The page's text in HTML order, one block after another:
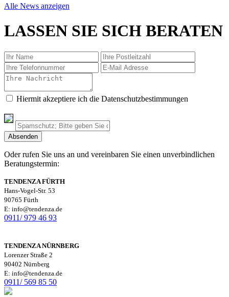
Alle News anzeigen
LASSEN SIE SICH BERATEN
Hiermit akzeptiere ich die Datenschutzbestimmungen
Oder rufen Sie uns an und vereinbaren Sie einen unverbindlichen
Beratungstermin:
TENDENZA FÜRTH
Hans-Vogel-Str. 53
90765 Fürth
E: info@tendenza.de
0911/ 979 46 93
TENDENZA NÜRNBERG
Lorenzer Straße 2
90402 Nürnberg
E: info@tendenza.de
0911/ 569 85 50